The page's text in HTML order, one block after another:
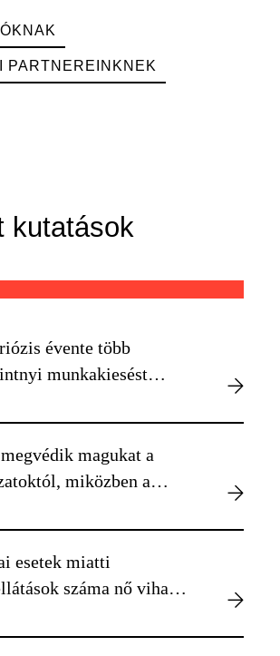
PARTNEREINKNEK
kutatások
évente több
munkakiesést
magukat a
miközben a
esetek miatti
száma nő viharos